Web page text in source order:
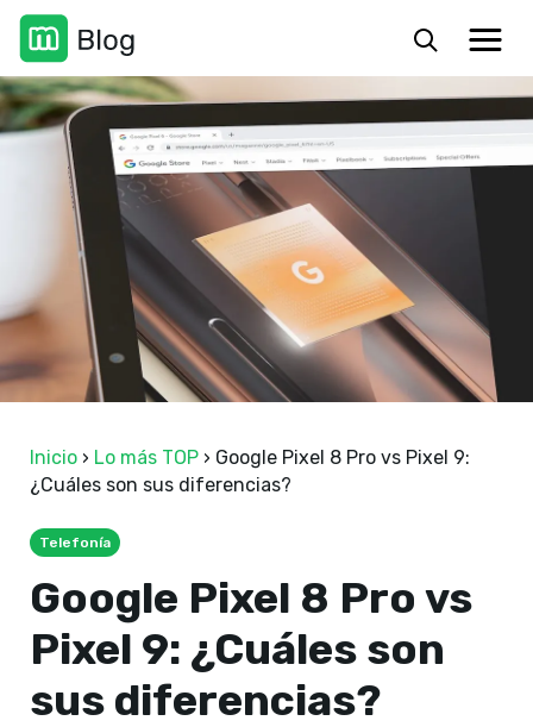
Inicio › Lo más TOP › Google Pixel 8 Pro vs Pixel 9:
¿Cuáles son sus diferencias?
Telefonía
Google Pixel 8 Pro vs
Pixel 9: ¿Cuáles son
sus diferencias?